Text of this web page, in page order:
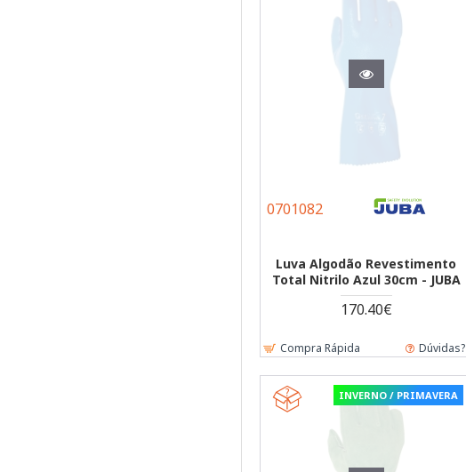
0701082
Luva Algodão Revestimento
Total Nitrilo Azul 30cm - JUBA
170.40€
Compra Rápida Dúvidas?
INVERNO / PRIMAVERA